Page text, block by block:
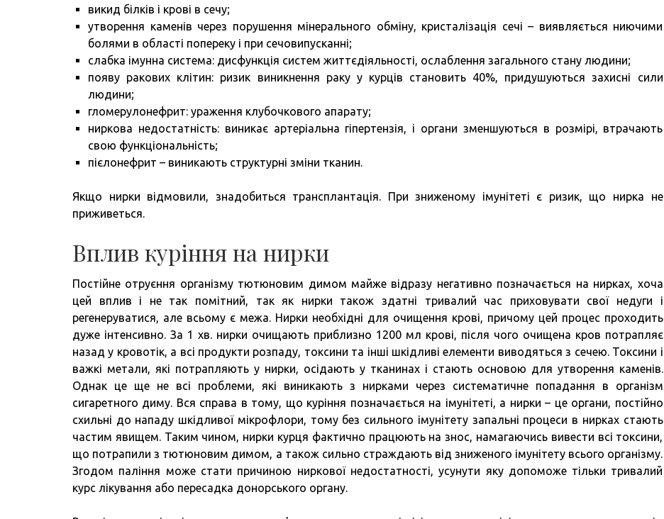
викид білків і крові в сечу;
утворення каменів через порушення мінерального обміну, кристалізація сечі – виявляється ниючими
болями в області попереку і при сечовипусканні;
слабка імунна система: дисфункція систем життєдіяльності, ослаблення загального стану людини;
появу ракових клітин: ризик виникнення раку у курців становить 40%, придушуються захисні сили
людини;
гломерулонефрит: ураження клубочкового апарату;
ниркова недостатність: виникає артеріальна гіпертензія, і органи зменшуються в розмірі, втрачають
свою функціональність;
пієлонефрит – виникають структурні зміни тканин.
Якщо нирки відмовили, знадобиться трансплантація. При зниженому імунітеті є ризик, що нирка не
приживеться.
Вплив куріння на нирки
Постійне отруєння організму тютюновим димом майже відразу негативно позначається на нирках, хоча
цей вплив і не так помітний, так як нирки також здатні тривалий час приховувати свої недуги і
регенеруватися, але всьому є межа. Нирки необхідні для очищення крові, причому цей процес проходить
дуже інтенсивно. За 1 хв. нирки очищають приблизно 1200 мл крові, після чого очищена кров потрапляє
назад у кровотік, а всі продукти розпаду, токсини та інші шкідливі елементи виводяться з сечею. Токсини і
важкі метали, які потрапляють у нирки, осідають у тканинах і стають основою для утворення каменів.
Однак це ще не всі проблеми, які виникають з нирками через систематичне попадання в організм
сигаретного диму. Вся справа в тому, що куріння позначається на імунітеті, а нирки – це органи, постійно
схильні до нападу шкідливої мікрофлори, тому без сильного імунітету запальні процеси в нирках стають
частим явищем. Таким чином, нирки курця фактично працюють на знос, намагаючись вивести всі токсини,
що потрапили з тютюновим димом, а також сильно страждають від зниженого імунітету всього організму.
Згодом паління може стати причиною ниркової недостатності, усунути яку допоможе тільки тривалий
курс лікування або пересадка донорського органу.